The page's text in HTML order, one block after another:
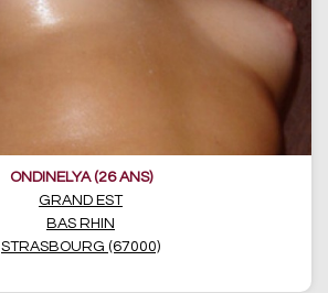
ONDINELYA (26 ANS)
GRAND EST
BAS RHIN
STRASBOURG (67000)